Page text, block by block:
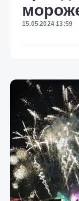
15.05.2024 13:59